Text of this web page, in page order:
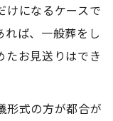
けになるケースで
れば、一般葬をし
たお見送りはでき
形式の方が都合が